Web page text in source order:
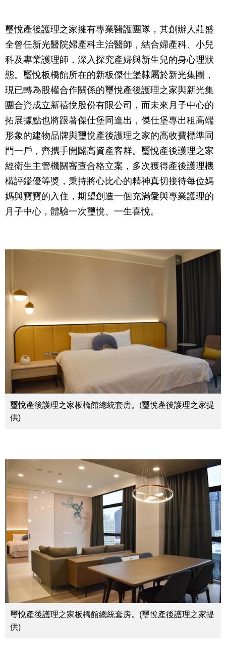
璽悅產後護理之家擁有專業醫護團隊，其創辦人莊盛
全曾任新光醫院婦產科主治醫師，結合婦產科、小兒
科及專業護理師，深入探究產婦與新生兒的身心理狀
態。璽悅板橋館所在的新板傑仕堡隸屬於新光集團，
現已轉為股權合作關係的璽悅產後護理之家與新光集
團合資成立新禧悅股份有限公司，而未來月子中心的
拓展據點也將跟著傑仕堡同進出，傑仕堡專出租高端
形象的建物品牌與璽悅產後護理之家的高收費標準同
門一戶，齊攜手開闢高資產客群。璽悅產後護理之家
經衛生主管機關審查合格立案，多次獲得產後護理機
構評鑑優等獎，秉持將心比心的精神真切接待每位媽
媽與寶寶的入住，期望創造一個充滿愛與專業護理的
月子中心，體驗一次璽悅、一生喜悅。
璽悅產後護理之家板橋館總統套房。(璽悅產後護理之家提
供)
璽悅產後護理之家板橋館總統套房。(璽悅產後護理之家提
供)